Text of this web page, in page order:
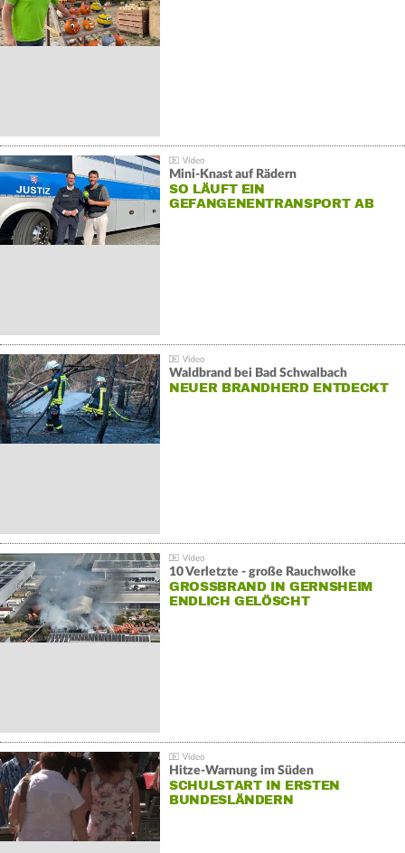
Mini-Knast auf Rädern
SO LÄUFT EIN
GEFANGENENTRANSPORT AB
Waldbrand bei Bad Schwalbach
NEUER BRANDHERD ENTDECKT
10 Verletzte - große Rauchwolke
GROSSBRAND IN GERNSHEIM E
NDLICH GELÖSCHT
Hitze-Warnung im Süden
SCHULSTART IN ERSTEN
BUNDESLÄNDERN